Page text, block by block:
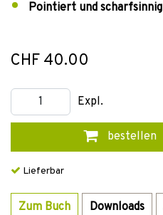
Pointiert und scharfsinnig
CHF 40.00
Expl.
bestellen
Lieferbar
Zum Buch Downloads